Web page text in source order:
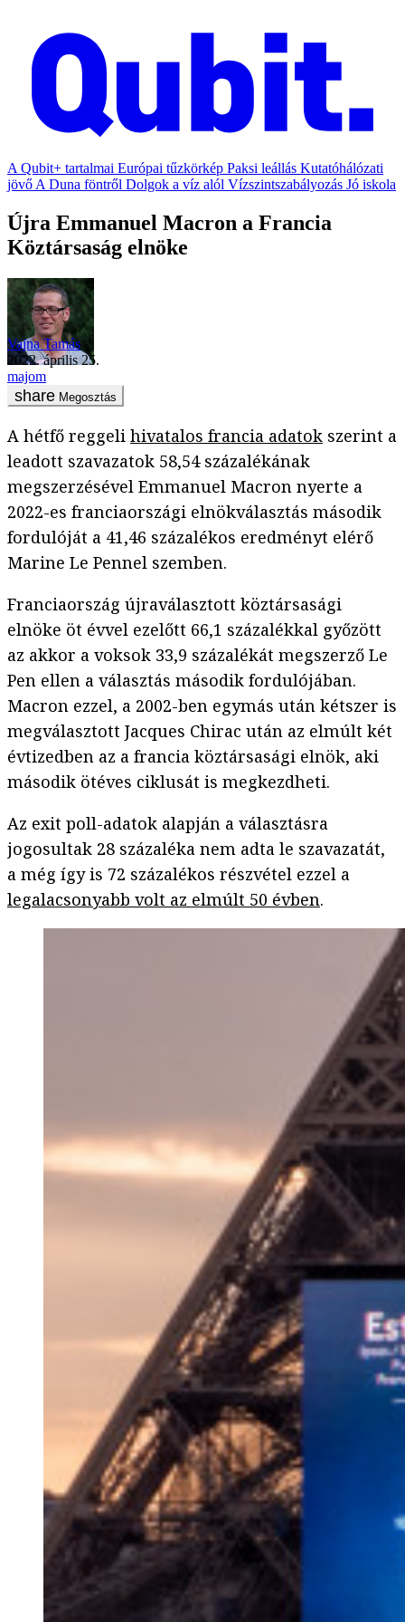
A Qubit+ tartalmai Európai tűzkörkép Paksi leállás Kutatóhálózati
jövő A Duna föntről Dolgok a víz alól Vízszintszabályozás Jó iskola
Újra Emmanuel Macron a Francia
Köztársaság elnöke
Vajna Tamás
2022. április 25.
majom
Megosztás
A hétfő reggeli hivatalos francia adatok szerint a
leadott szavazatok 58,54 százalékának
megszerzésével Emmanuel Macron nyerte a
2022-es franciaországi elnökválasztás második
fordulóját a 41,46 százalékos eredményt elérő
Marine Le Pennel szemben.
Franciaország újraválasztott köztársasági
elnöke öt évvel ezelőtt 66,1 százalékkal győzött
az akkor a voksok 33,9 százalékát megszerző Le
Pen ellen a választás második fordulójában.
Macron ezzel, a 2002-ben egymás után kétszer is
megválasztott Jacques Chirac után az elmúlt két
évtizedben az a francia köztársasági elnök, aki
második ötéves ciklusát is megkezdheti.
Az exit poll-adatok alapján a választásra
jogosultak 28 százaléka nem adta le szavazatát,
a még így is 72 százalékos részvétel ezzel a
legalacsonyabb volt az elmúlt 50 évben.